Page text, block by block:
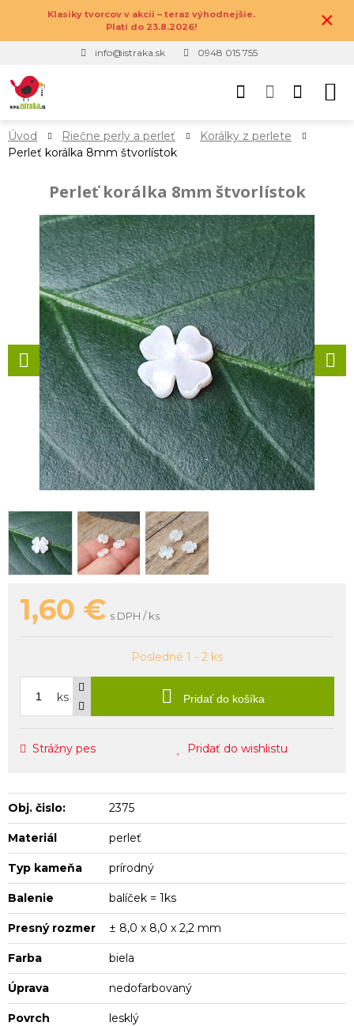
Klasiky tvorcov v akcii – teraz výhodnejšie.
Platí do 23.8.2026!
×
info@istraka.sk 0948 015 755
Úvod Riečne perly a perleť
Korálky z perlete
Perleť korálka 8mm štvorlístok
Perleť korálka 8mm štvorlístok
1,60 € s DPH / ks
Posledné 1 - 2 ks
ks Pridať do košíka
Strážny pes Pridať do wishlistu
Obj. čislo: 2375
Materiál perleť
Typ kameňa prírodný
Balenie balíček = 1ks
Presný rozmer ± 8,0 x 8,0 x 2,2 mm
Farba biela
Úprava nedofarbovaný
Povrch lesklý